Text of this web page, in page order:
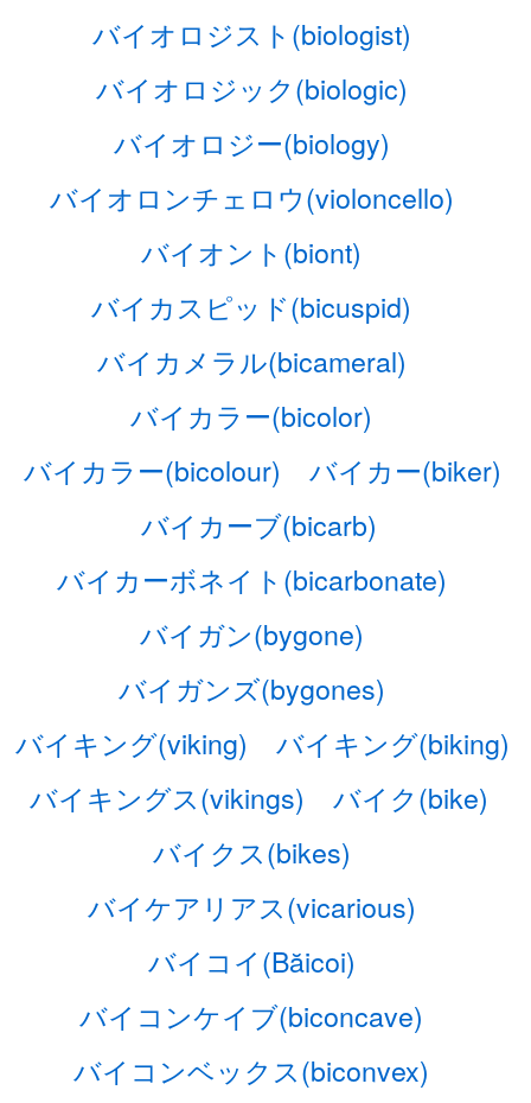
バイオロジスト(biologist)
バイオロジック(biologic)
バイオロジー(biology)
バイオロンチェロウ(violoncello)
バイオント(biont)
バイカスピッド(bicuspid)
バイカメラル(bicameral)
バイカラー(bicolor)
バイカラー(bicolour)
バイカー(biker)
バイカーブ(bicarb)
バイカーボネイト(bicarbonate)
バイガン(bygone)
バイガンズ(bygones)
バイキング(viking)
バイキング(biking)
バイキングス(vikings)
バイク(bike)
バイクス(bikes)
バイケアリアス(vicarious)
バイコイ(Băicoi)
バイコンケイブ(biconcave)
バイコンベックス(biconvex)